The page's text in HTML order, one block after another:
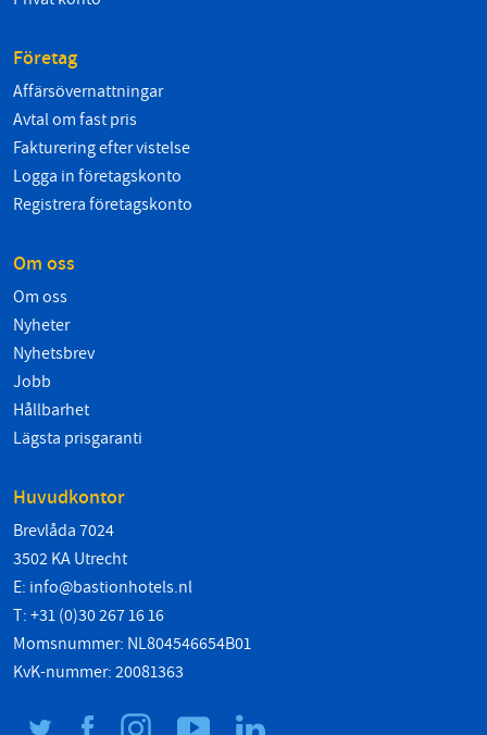
Företag
Affärsövernattningar
Avtal om fast pris
Fakturering efter vistelse
Logga in företagskonto
Registrera företagskonto
Om oss
Om oss
Nyheter
Nyhetsbrev
Jobb
Hållbarhet
Lägsta prisgaranti
Huvudkontor
Brevlåda 7024
3502 KA Utrecht
E: info@bastionhotels.nl
T: +31 (0)30 267 16 16
Momsnummer: NL804546654B01
KvK-nummer: 20081363